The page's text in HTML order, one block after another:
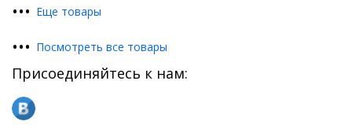
••• Еще товары
••• Посмотреть все товары
Присоединяйтесь к нам: